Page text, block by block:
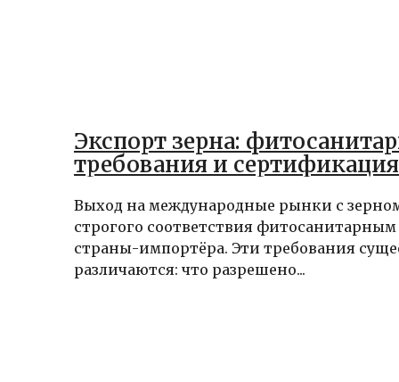
Экспорт зерна:
требования и
Выход на международные рынки с
строгого соответствия
страны-импортёра. Эти требования
различаются: что разрешено...